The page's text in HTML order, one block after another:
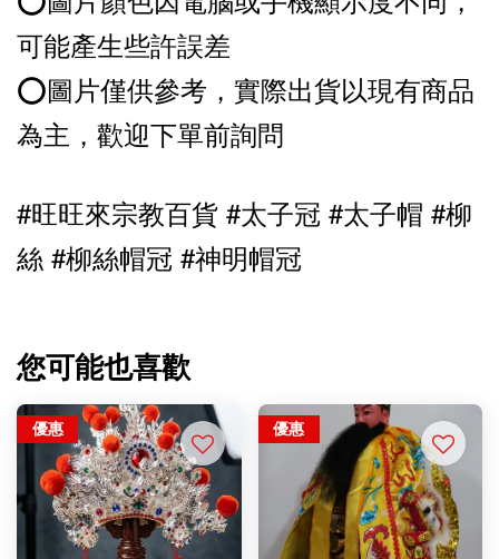
可能產生些許誤差
⭕️圖片僅供參考，實際出貨以現有商品
為主，歡迎下單前詢問
#旺旺來宗教百貨 #太子冠 #太子帽 #柳
絲 #柳絲帽冠 #神明帽冠
您可能也喜歡
優惠 優惠